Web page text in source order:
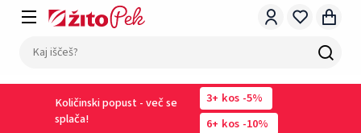
Količinski popust - več se
splača!
3 kos -5%
6
kos -10%